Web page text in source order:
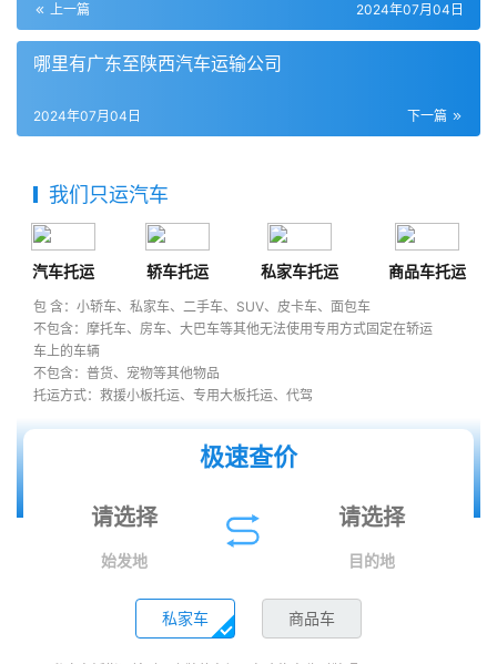
上一篇 2024年07月04日
哪里有广东至陕西汽车运输公司
下一篇
2024年07月04日
我们只运汽车
汽车托运 轿车托运 私家车托运 商品车托运
包 含：小轿车、私家车、二手车、SUV、皮卡车、面包车
不包含：摩托车、房车、大巴车等其他无法使用专用方式固定在轿运
车上的车辆
不包含：普货、宠物等其他物品
托运方式：救援小板托运、专用大板托运、代驾
极速查价
始发地 目的地
私家车 商品车